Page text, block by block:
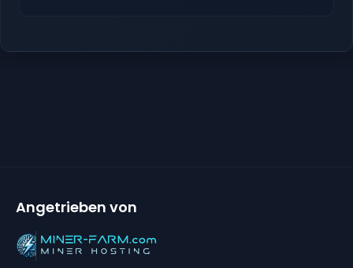
Angetrieben von